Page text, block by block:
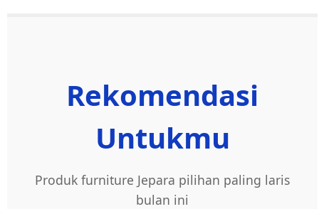
Rekomendasi
Untukmu
Produk furniture Jepara pilihan paling laris
bulan ini